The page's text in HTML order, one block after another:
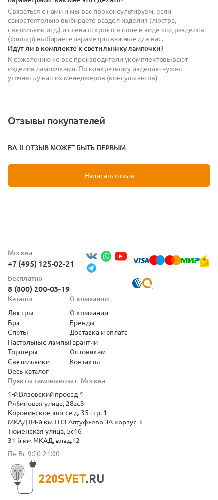
Связаться с нами и мы вас проконсультируем, если
самостоятельно выбираете раздел изделия (люстра,
светильник итд.) и слева откроется поле в виде под разделов
(фильтр) выбираете параметры важные для вас.
Идут ли в комплекте к светильнику лампочки?
К сожалению не все производители укомплектовывают
изделия лампочками. По конкретному изделию нужно
уточнять у наших менеджеров (консультантов)
Отзывы покупателей
ВАШ ОТЗЫВ МОЖЕТ БЫТЬ ПЕРВЫМ.
Написать отзыв
Москва
+7 (495) 125-02-21
Бесплатно
8 (800) 200-03-19
Пункты самовывоза г. Москва
1-й Вязовский проезд 4
Рябиновая улица, 28ас3
Коровинское шоссе д. 35 стр. 1
МКАД 84-й км ТПЗ Алтуфьево 3А корпус 3
Тюменская улица, 5с16
31-й км МКАД, влад.12
Пн-Вс 9:00-21:00
Каталог
Люстры
Бра
Споты
Настольные лампы
Торшеры
Светильники
Весь каталог
О компании
О компании
Бренды
Доставка и оплата
Гарантии
Оптовикам
Контакты